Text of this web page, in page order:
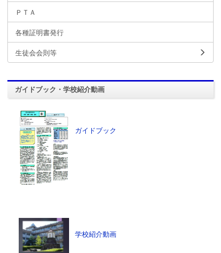
ＰＴＡ
各種証明書発行
生徒会会則等
ガイドブック・学校紹介動画
ガイドブック
学校紹介動画